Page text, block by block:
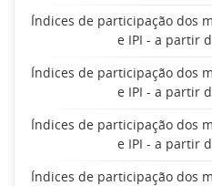
Índices de participação dos
e IPI - a partir
Índices de participação dos
e IPI - a partir
Índices de participação dos
e IPI - a partir
Índices de participação dos